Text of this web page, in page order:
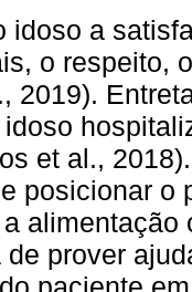
idoso a
o respeito,
2019).
et al.,
posicionar o
prover